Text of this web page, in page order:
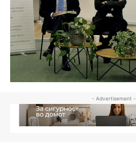
- Advertisement -